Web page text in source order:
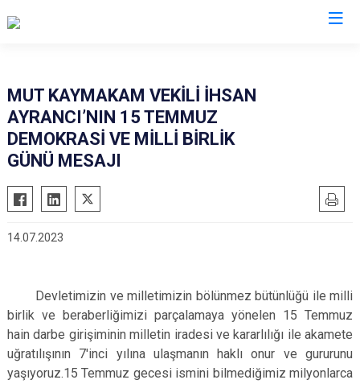
Anamur
Aydıncık
Çamlıyayla
Silifke
MUT KAYMAKAM VEKİLİ İHSAN
AYRANCI’NIN 15 TEMMUZ
DEMOKRASİ VE MİLLİ BİRLİK
GÜNÜ MESAJI
14.07.2023
Devletimizin ve milletimizin bölünmez bütünlüğü ile milli
birlik ve beraberliğimizi parçalamaya yönelen 15 Temmuz
hain darbe girişiminin milletin iradesi ve kararlılığı ile akamete
uğratılışının 7'inci yılına ulaşmanın haklı onur ve gururunu
yaşıyoruz.15 Temmuz gecesi ismini bilmediğimiz milyonlarca